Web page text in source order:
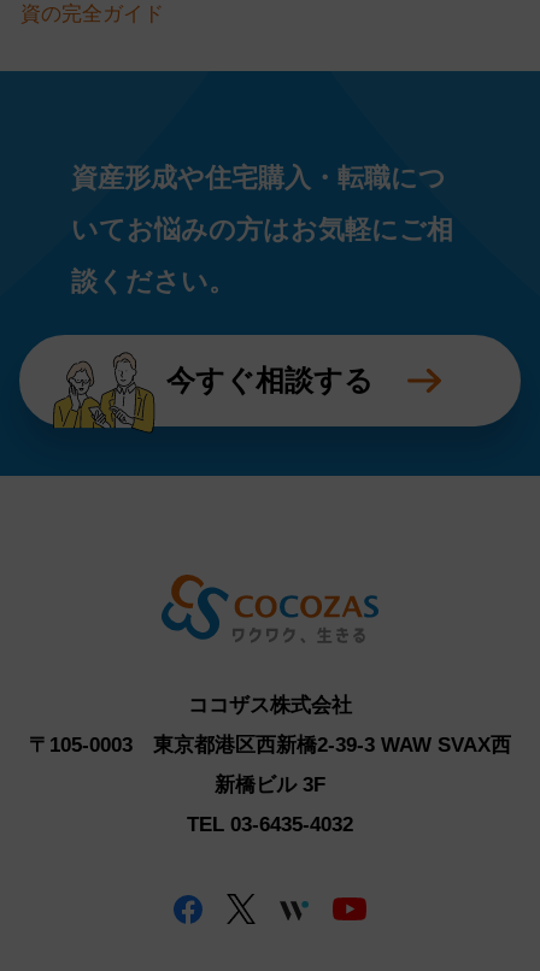
資の完全ガイド
資産形成や住宅購入・転職につ
いてお悩みの方はお気軽にご相
談ください。
今すぐ相談する
ココザス株式会社
〒105-0003 東京都港区西新橋2-39-3 WAW SVAX西
新橋ビル 3F
TEL 03-6435-4032